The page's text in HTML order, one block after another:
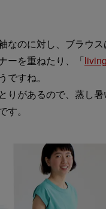
なのに対し、ブラウス
ーを重ねたり、「
ですね。
りがあるので、蒸し
す。